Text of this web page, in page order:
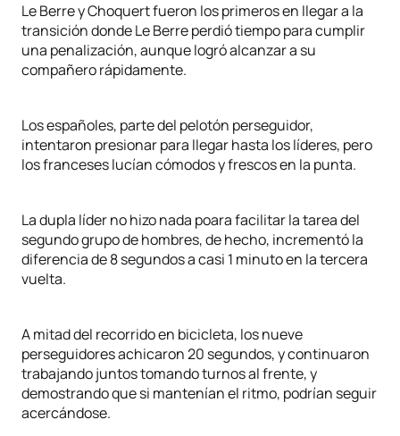
Le Berre y Choquert fueron los primeros en llegar a la
transición donde Le Berre perdió tiempo para cumplir
una penalización, aunque logró alcanzar a su
compañero rápidamente.
Los españoles, parte del pelotón perseguidor,
intentaron presionar para llegar hasta los líderes, pero
los franceses lucían cómodos y frescos en la punta.
La dupla líder no hizo nada poara facilitar la tarea del
segundo grupo de hombres, de hecho, incrementó la
diferencia de 8 segundos a casi 1 minuto en la tercera
vuelta.
A mitad del recorrido en bicicleta, los nueve
perseguidores achicaron 20 segundos, y continuaron
trabajando juntos tomando turnos al frente, y
demostrando que si mantenían el ritmo, podrían seguir
acercándose.